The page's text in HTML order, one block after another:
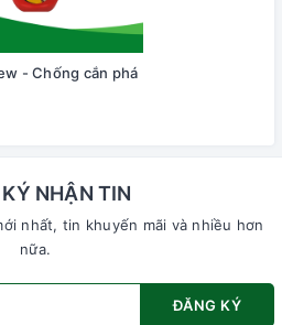
- Chống cắn phá
NHẬN TIN
nhất, tin khuyến mãi và nhiều hơn
nữa.
ĐĂNG KÝ